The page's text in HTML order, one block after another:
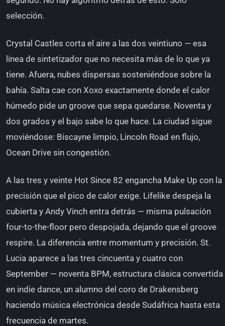
selección.
Crystal Castles corta el aire a las dos veintiuno — esa
línea de sintetizador que no necesita más de lo que ya
tiene. Afuera, nubes dispersas sosteniéndose sobre la
bahía. Salta cae con Xoxo exactamente donde el calor
húmedo pide un groove que sepa quedarse. Noventa y
dos grados y el bajo sabe lo que hace. La ciudad sigue
moviéndose: Biscayne limpio, Lincoln Road en flujo,
Ocean Drive sin congestión.
A las tres y veinte Hot Since 82 engancha Make Up con la
precisión que el pico de calor exige. Lifelike despeja la
cubierta y Andy Vinch entra detrás — misma pulsación
four-to-the-floor pero despojada, dejando que el groove
respire. La diferencia entre momentum y precisión. St.
Lucia aparece a las tres cincuenta y cuatro con
September — noventa BPM, estructura clásica convertida
en indie dance, un alumno del coro de Drakensberg
haciendo música electrónica desde Sudáfrica hasta esta
frecuencia de martes.